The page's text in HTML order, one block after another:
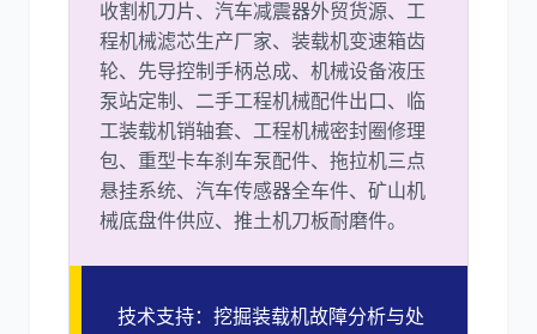
收割机刀片、汽车减震器外贸货源、工
程机械滤芯生产厂家、装载机变速箱齿
轮、先导控制手柄总成、机械设备液压
泵站定制、二手工程机械配件出口、临
工装载机销轴套、工程机械密封圈修理
包、重型卡车刹车泵配件、拖拉机三点
悬挂系统、汽车传感器全车件、矿山机
械底盘件供应、推土机刀板耐磨件。
技术支持：挖掘装载机故障分析与处